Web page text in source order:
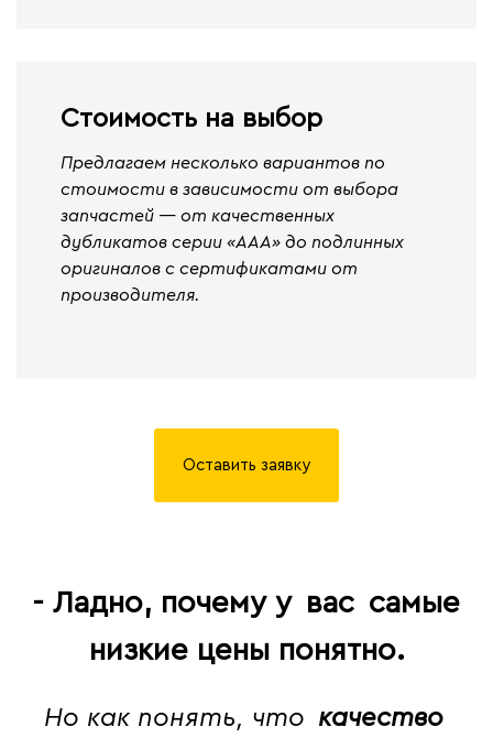
Стоимость на выбор
Предлагаем несколько вариантов по
стоимости в зависимости от выбора
запчастей — от качественных
дубликатов серии «ААА» до подлинных
оригиналов с сертификатами от
производителя.
Оставить заявку
- Ладно, почему у вас самые
низкие цены понятно.
Но как понять, что качество